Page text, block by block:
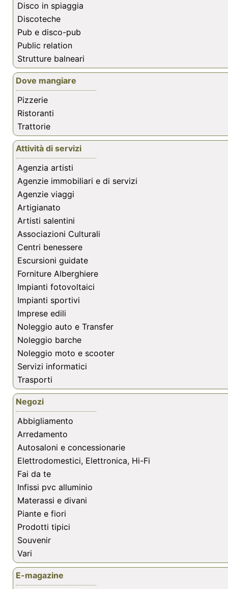
Disco in spiaggia
Discoteche
Pub e disco-pub
Public relation
Strutture balneari
Dove mangiare
Pizzerie
Ristoranti
Trattorie
Attività di servizi
Agenzia artisti
Agenzie immobiliari e di servizi
Agenzie viaggi
Artigianato
Artisti salentini
Associazioni Culturali
Centri benessere
Escursioni guidate
Forniture Alberghiere
Impianti fotovoltaici
Impianti sportivi
Imprese edili
Noleggio auto e Transfer
Noleggio barche
Noleggio moto e scooter
Servizi informatici
Trasporti
Negozi
Abbigliamento
Arredamento
Autosaloni e concessionarie
Elettrodomestici, Elettronica, Hi-Fi
Fai da te
Infissi pvc alluminio
Materassi e divani
Piante e fiori
Prodotti tipici
Souvenir
Vari
E-magazine